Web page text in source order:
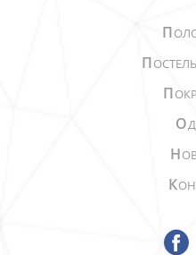
П
П
П
О
Н
К